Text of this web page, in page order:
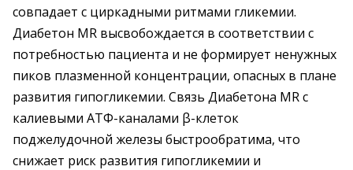
совпадает с циркадными ритмами гликемии.
Диабетон MR высвобождается в соответствии с
потребностью пациента и не формирует ненужных
пиков плазменной концентрации, опасных в плане
развития гипогликемии. Связь Диабетона MR с
калиевыми АТФ-каналами β-клеток
поджелудочной железы быстрообратима, что
снижает риск развития гипогликемии и